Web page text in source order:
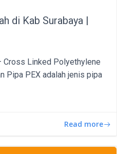
di Kab Surabaya |
Cross Linked Polyethylene
Pipa PEX adalah jenis pipa
Read more